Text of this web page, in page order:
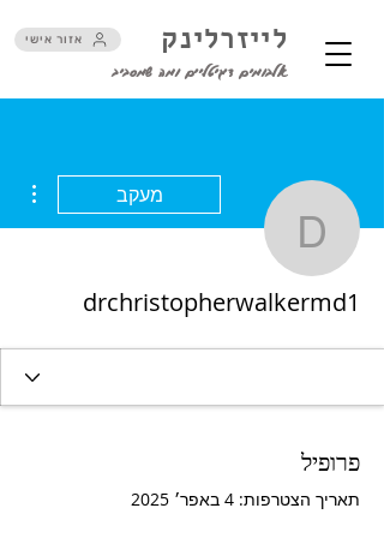
אזור אישי לייזרלינק
אלבומים דיגיטליים ומה שמסביב
מעקב
drchristopherwalkermd1
פרופיל
תאריך הצטרפות: 4 באפר׳ 2025